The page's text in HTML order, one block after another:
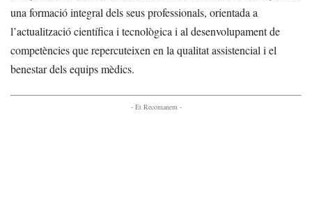
una formació integral dels seus professionals, orientada a
l’actualització científica i tecnològica i al desenvolupament de
competències que repercuteixen en la qualitat assistencial i el
benestar dels equips mèdics.
- Et Recomanem -